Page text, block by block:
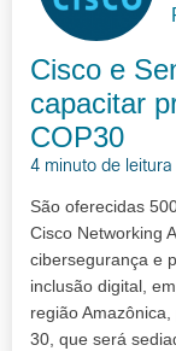
Cisco e
capacitar
COP30
4 minuto de leitura
São oferecidas
Cisco Networking
cibersegurança e
inclusão digital,
região
30, que será